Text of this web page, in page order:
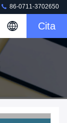
86-0711-3702650
Cita